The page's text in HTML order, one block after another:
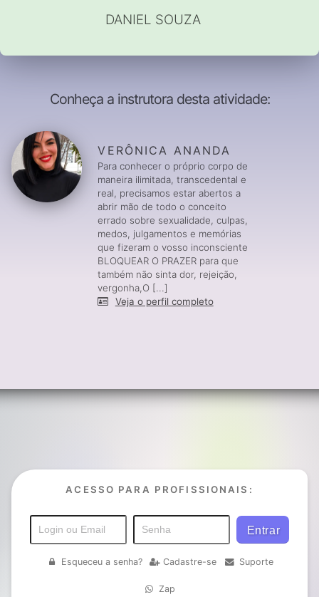
DANIEL SOUZA
Conheça a instrutora desta atividade:
VERÔNICA ANANDA
Para conhecer o próprio corpo de
maneira ilimitada, transcedental e
real, precisamos estar abertos a
abrir mão de todo o conceito
errado sobre sexualidade, culpas,
medos, julgamentos e memórias
que fizeram o vosso inconsciente
BLOQUEAR O PRAZER para que
também não sinta dor, rejeição,
vergonha,O [...]
Veja o perfil completo
ACESSO PARA PROFISSIONAIS:
Esqueceu a senha? Cadastre-se Suporte
Zap